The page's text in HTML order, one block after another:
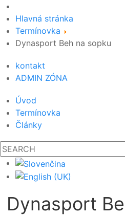
Hlavná stránka
Termínovka
Dynasport Beh na sopku
kontakt
ADMIN ZÓNA
Úvod
Termínovka
Články
Dynasport